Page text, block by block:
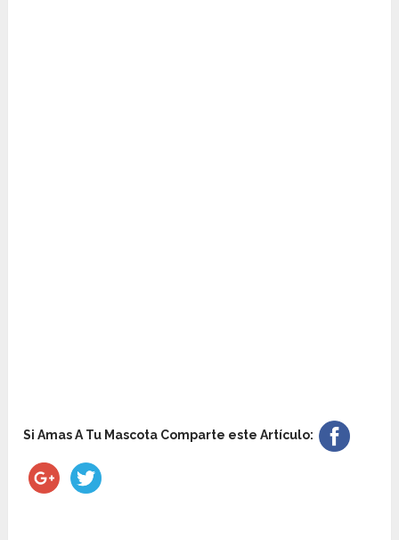
Si Amas A Tu Mascota Comparte este Artículo: